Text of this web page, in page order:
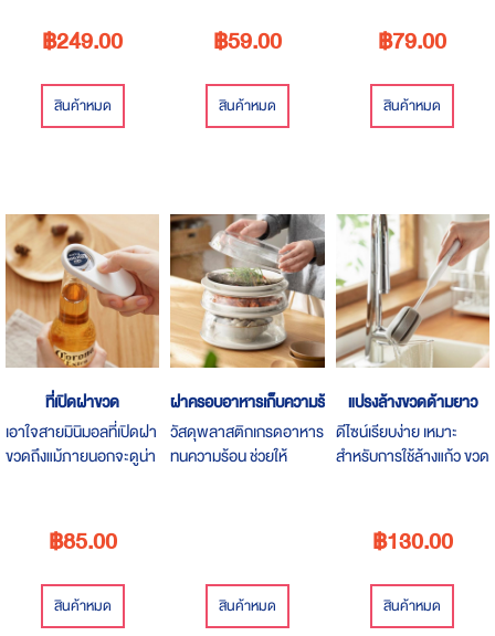
50 กรัม 3 ก้อน ขนาด
100 กรัม ราคา 249 บาท
฿249.00
สินค้าหมด
฿59.00
สินค้าหมด
฿79.00
สินค้าหมด
ที่เปิดฝาขวด
เอาใจสายมินิมอลที่เปิดฝา
ขวดถึงแม้ภายนอกจะดูน่า
฿85.00
สินค้าหมด
ฝาครอบอาหารเก็บความร้อน
วัสดุพลาสติกเกรดอาหาร
ทนความร้อน ช่วยให้
สินค้าหมด
แปรงล้างขวดด้ามยาว
ดีไซน์เรียบง่าย เหมาะ
สำหรับการใช้ล้างแก้ว ขวด
฿130.00
สินค้าหมด